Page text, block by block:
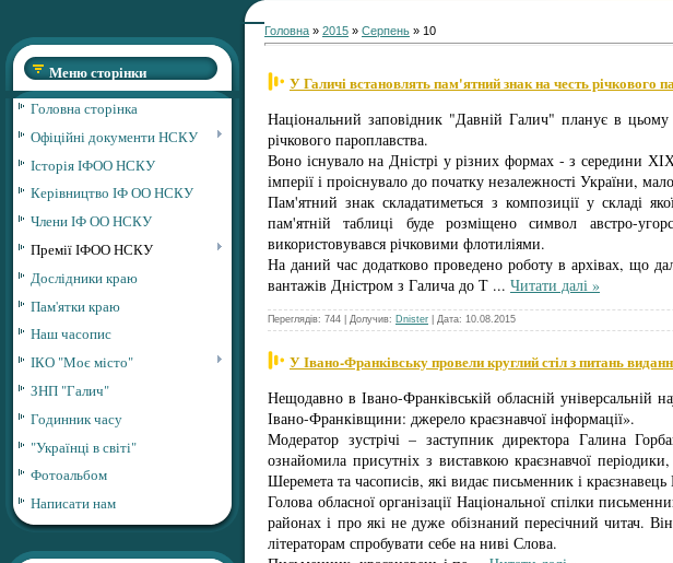
Меню сторінки
Головна сторінка
Офіційні документи НСКУ
Історія ІФОО НСКУ
Керівництво ІФ ОО НСКУ
Члени ІФ ОО НСКУ
Премії ІФОО НСКУ
Дослідники краю
Пам'ятки краю
Наш часопис
ІКО "Моє місто"
ЗНП "Галич"
Годинник часу
"Українці в світі"
Фотоальбом
Написати нам
Головна » 2015 » Серпень » 10
У Галичі встановлять пам'ятний знак на честь річкового
Національний заповідник "Давній Галич" планує в
річкового пароплавства.
Воно існувало на Дністрі у різних формах - з середини
імперії і проіснувало до початку незалежності України,
Пам'ятний знак складатиметься з композиції у складі
пам'ятній таблиці буде розміщено символ австро-
використовувався річковими флотиліями.
На даний час додатково проведено роботу в архівах, що
вантажів Дністром з Галича до Т ... Читати далі »
Переглядів: 744 | Долучив: Dnister | Дата: 10.08.2015
У Івано-Франківську провели круглий стіл з питань
Нещодавно в Івано-Франківській обласній універсальній
Івано-Франківщини: джерело краєзнавчої інформації».
Модератор зустрічі – заступник директора Галина
ознайомила присутніх з виставкою краєзнавчої
Шеремета та часописів, які видає письменник і
Голова обласної організації Національної спілки
районах і про які не дуже обізнаний пересічний читач.
літераторам спробувати себе на ниві Слова.